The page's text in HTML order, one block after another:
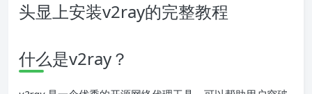
头显上安装v2ray的完整教程
什么是v2ray？